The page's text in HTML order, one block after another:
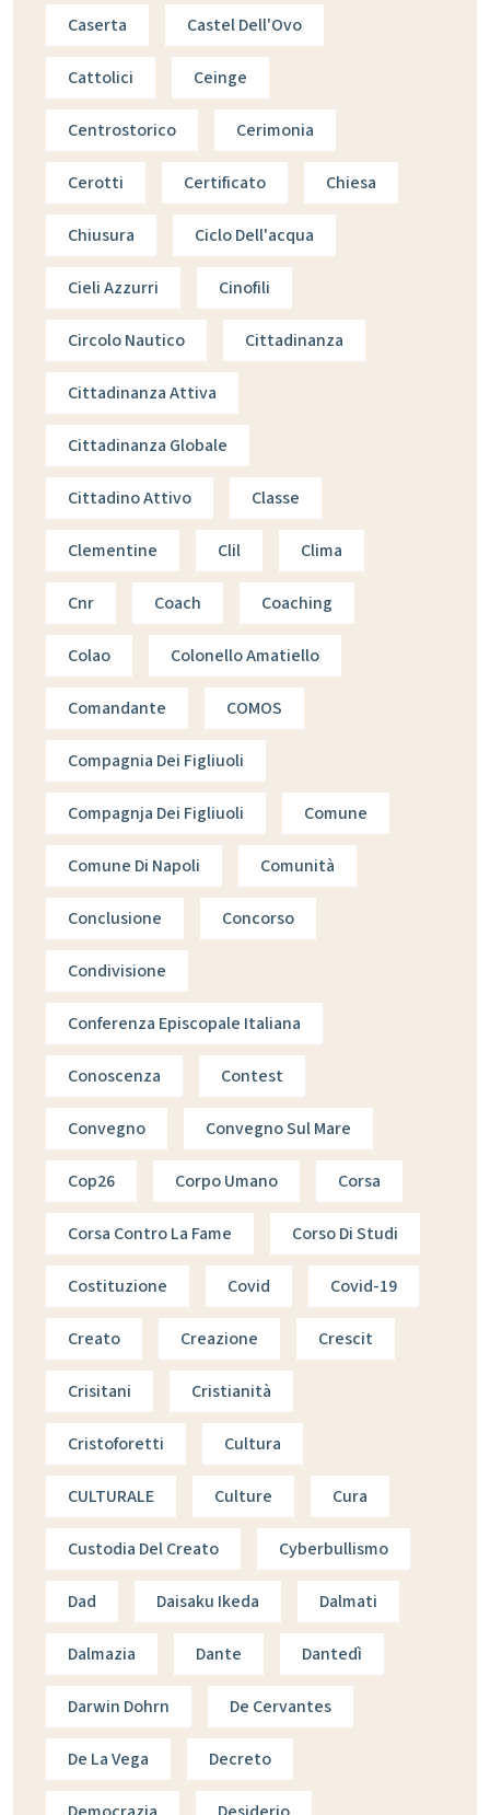
Caserta Castel Dell'Ovo
Cattolici Ceinge
Centrostorico Cerimonia
Cerotti Certificato Chiesa
Chiusura Ciclo Dell'acqua
Cieli Azzurri Cinofili
Circolo Nautico Cittadinanza
Cittadinanza Attiva
Cittadinanza Globale
Cittadino Attivo Classe
Clementine Clil Clima
Cnr Coach Coaching
Colao Colonello Amatiello
Comandante COMOS
Compagnia Dei Figliuoli
Compagnja Dei Figliuoli Comune
Comune Di Napoli Comunità
Conclusione Concorso
Condivisione
Conferenza Episcopale Italiana
Conoscenza Contest
Convegno Convegno Sul Mare
Cop26 Corpo Umano Corsa
Corsa Contro La Fame Corso Di Studi
Costituzione Covid Covid-19
Creato Creazione Crescit
Crisitani Cristianità
Cristoforetti Cultura
CULTURALE Culture Cura
Custodia Del Creato Cyberbullismo
Dad Daisaku Ikeda Dalmati
Dalmazia Dante Dantedì
Darwin Dohrn De Cervantes
De La Vega Decreto